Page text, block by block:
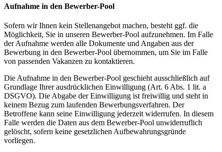
Aufnahme in den Bewerber-Pool
Sofern wir Ihnen kein Stellenangebot machen, besteht ggf. die
Möglichkeit, Sie in unseren Bewerber-Pool aufzunehmen. Im Falle
der Aufnahme werden alle Dokumente und Angaben aus der
Bewerbung in den Bewerber-Pool übernommen, um Sie im Falle
von passenden Vakanzen zu kontaktieren.
Die Aufnahme in den Bewerber-Pool geschieht ausschließlich auf
Grundlage Ihrer ausdrücklichen Einwilligung (Art. 6 Abs. 1 lit. a
DSGVO). Die Abgabe der Einwilligung ist freiwillig und steht in
keinem Bezug zum laufenden Bewerbungsverfahren. Der
Betroffene kann seine Einwilligung jederzeit widerrufen. In diesem
Falle werden die Daten aus dem Bewerber-Pool unwiderruflich
gelöscht, sofern keine gesetzlichen Aufbewahrungsgründe
vorliegen.